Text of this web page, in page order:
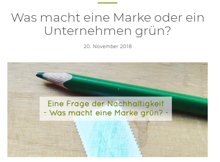
Was macht eine Marke oder ein
Unternehmen grün?
20. November 2018